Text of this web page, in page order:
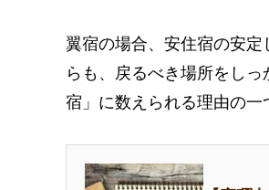
翼宿の場合、安住宿の安
らも、戻るべき場所をし
宿」に数えられる理由の一